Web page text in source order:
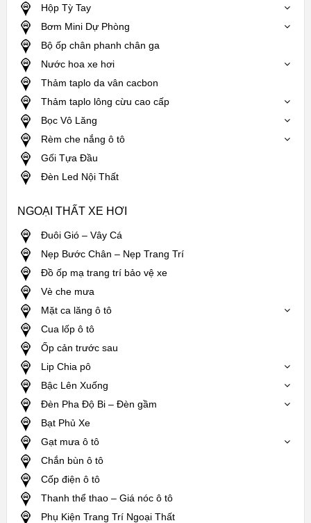
Hộp Tỳ Tay
Bơm Mini Dự Phòng
Bộ ốp chân phanh chân ga
Nước hoa xe hơi
Thảm taplo da vân cacbon
Thảm taplo lông cừu cao cấp
Bọc Vô Lăng
Rèm che nắng ô tô
Gối Tựa Đầu
Đèn Led Nội Thất
NGOẠI THẤT XE HƠI
Đuôi Gió – Vây Cá
Nẹp Bước Chân – Nẹp Trang Trí
Đồ ốp mạ trang trí bảo vệ xe
Vè che mưa
Mặt ca lăng ô tô
Cua lốp ô tô
Ốp cản trước sau
Lip Chia pô
Bậc Lên Xuống
Đèn Pha Độ Bi – Đèn gầm
Bạt Phủ Xe
Gạt mưa ô tô
Chắn bùn ô tô
Cốp điện ô tô
Thanh thể thao – Giá nóc ô tô
Phụ Kiện Trang Trí Ngoại Thất